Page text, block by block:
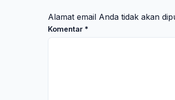
Alamat email Anda tidak akan
Komentar *